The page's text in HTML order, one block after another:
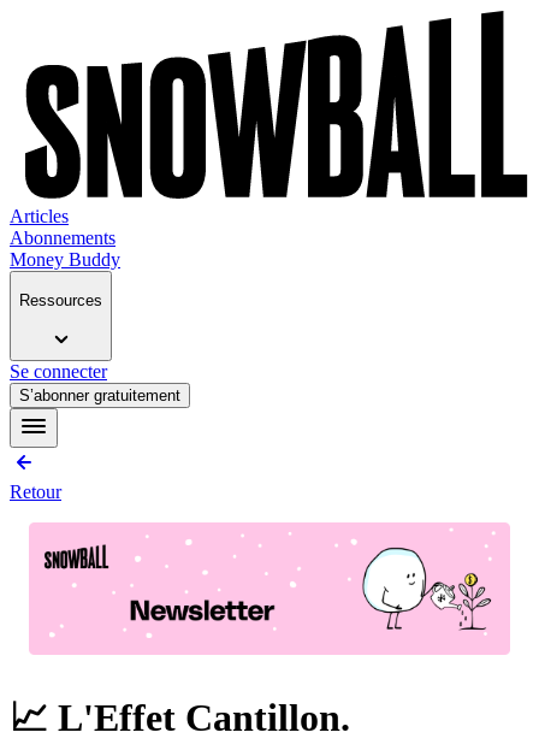
Articles
Abonnements
Money Buddy
Ressources
Se connecter
S’abonner gratuitement
Retour
📈 L'Effet Cantillon.